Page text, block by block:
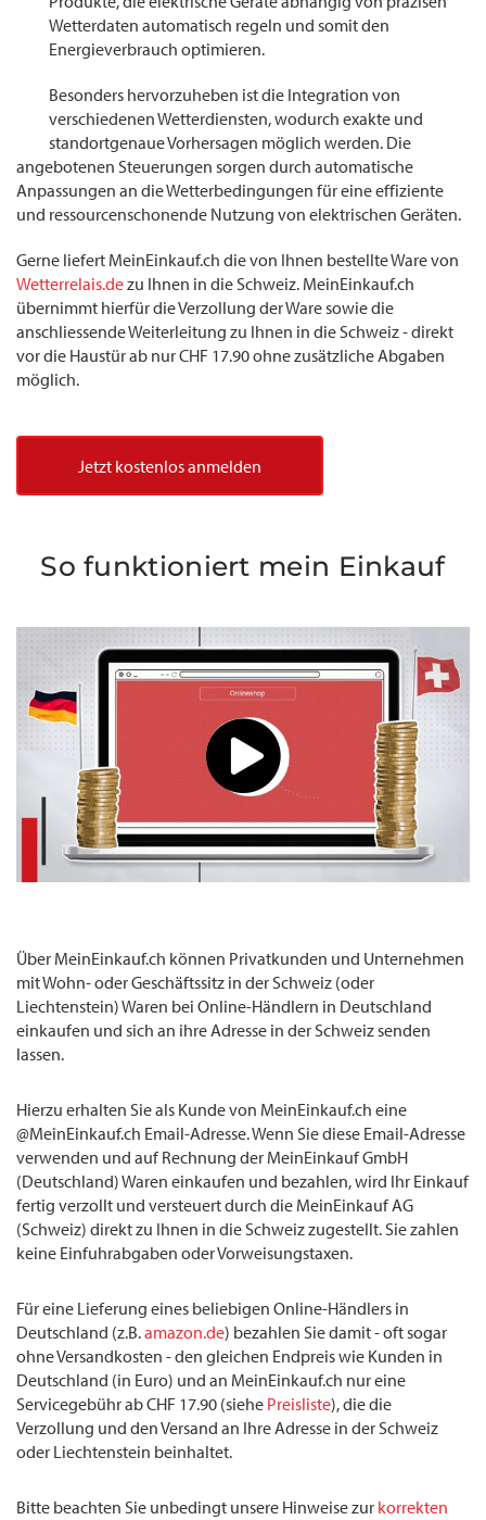
Wetterdaten automatisch regeln und somit den
Energieverbrauch optimieren.
Besonders hervorzuheben ist die Integration von
verschiedenen Wetterdiensten, wodurch exakte und
standortgenaue Vorhersagen möglich werden. Die
angebotenen Steuerungen sorgen durch automatische
Anpassungen an die Wetterbedingungen für eine effiziente
und ressourcenschonende Nutzung von elektrischen Geräten.
Gerne liefert MeinEinkauf.ch die von Ihnen bestellte Ware von
Wetterrelais.dezu Ihnen in die Schweiz. MeinEinkauf.ch
übernimmt hierfür die Verzollung der Ware sowie die
anschliessende Weiterleitung zu Ihnen in die Schweiz - direkt
vor die Haustür ab nur CHF 17.90 ohne zusätzliche Abgaben
möglich.
Jetzt kostenlos anmelden
So funktioniert mein Einkauf
Über MeinEinkauf.ch können Privatkunden und Unternehmen
mit Wohn- oder Geschäftssitz in der Schweiz (oder
Liechtenstein) Waren bei Online-Händlern in Deutschland
einkaufen und sich an ihre Adresse in der Schweiz senden
lassen.
Hierzu erhalten Sie als Kunde von MeinEinkauf.ch eine
@MeinEinkauf.ch Email-Adresse. Wenn Sie diese Email-Adresse
verwenden und auf Rechnung der MeinEinkauf GmbH
(Deutschland) Waren einkaufen und bezahlen, wird Ihr Einkauf
fertig verzollt und versteuert durch die MeinEinkauf AG
(Schweiz) direkt zu Ihnen in die Schweiz zugestellt. Sie zahlen
keine Einfuhrabgaben oder Vorweisungstaxen.
Für eine Lieferung eines beliebigen Online-Händlers in
Deutschland (z.B.amazon.de) bezahlen Sie damit - oft sogar
ohne Versandkosten - den gleichen Endpreis wie Kunden in
Deutschland (in Euro) und an MeinEinkauf.ch nur eine
Servicegebühr ab CHF 17.90 (siehe Preisliste), die die
Verzollung und den Versand an Ihre Adresse in der Schweiz
oder Liechtenstein beinhaltet.
Bitte beachten Sie unbedingt unsere Hinweise zur korrekten